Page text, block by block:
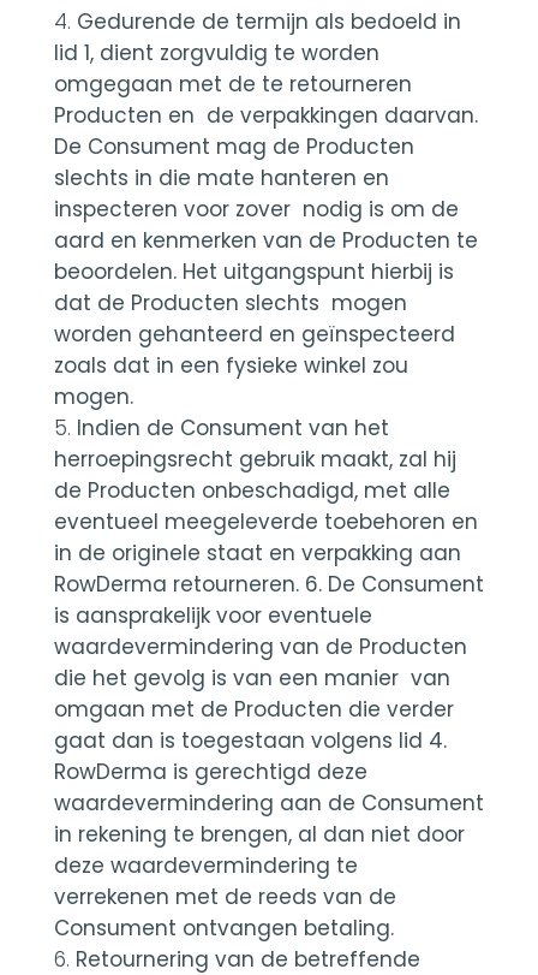
Gedurende de termijn als bedoeld in
lid 1, dient zorgvuldig te worden
omgegaan met de te retourneren
Producten en de verpakkingen daarvan.
De Consument mag de Producten
slechts in die mate hanteren en
inspecteren voor zover nodig is om de
aard en kenmerken van de Producten te
beoordelen. Het uitgangspunt hierbij is
dat de Producten slechts mogen
worden gehanteerd en geïnspecteerd
zoals dat in een fysieke winkel zou
mogen.
Indien de Consument van het
herroepingsrecht gebruik maakt, zal hij
de Producten onbeschadigd, met alle
eventueel meegeleverde toebehoren en
in de originele staat en verpakking aan
RowDerma retourneren. 6. De Consument
is aansprakelijk voor eventuele
waardevermindering van de Producten
die het gevolg is van een manier van
omgaan met de Producten die verder
gaat dan is toegestaan volgens lid 4.
RowDerma is gerechtigd deze
waardevermindering aan de Consument
in rekening te brengen, al dan niet door
deze waardevermindering te
verrekenen met de reeds van de
Consument ontvangen betaling.
Retournering van de betreffende